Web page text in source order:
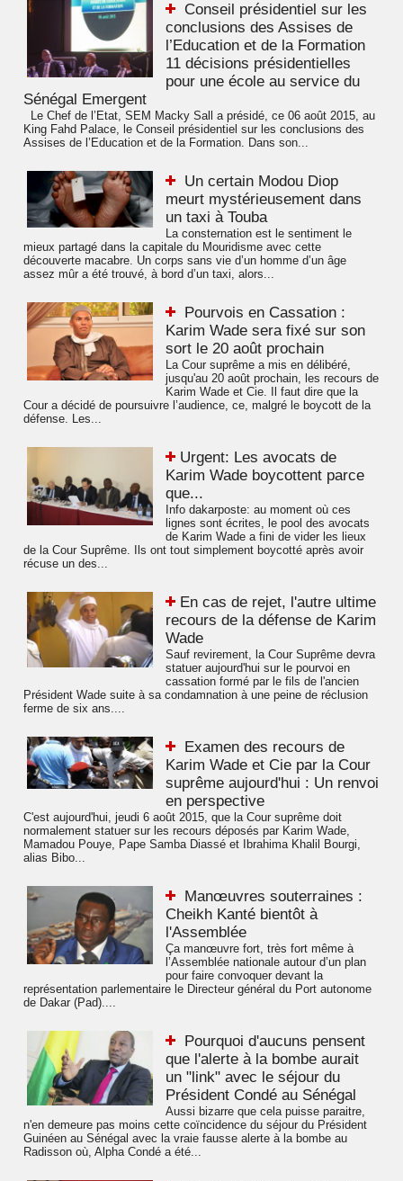
Conseil présidentiel sur les
conclusions des Assises de
l’Education et de la Formation
11 décisions présidentielles
pour une école au service du
Sénégal Emergent
Le Chef de l’Etat, SEM Macky Sall a présidé, ce 06 août 2015, au
King Fahd Palace, le Conseil présidentiel sur les conclusions des
Assises de l’Education et de la Formation. Dans son...
Un certain Modou Diop
meurt mystérieusement dans
un taxi à Touba
La consternation est le sentiment le
mieux partagé dans la capitale du Mouridisme avec cette
découverte macabre. Un corps sans vie d’un homme d’un âge
assez mûr a été trouvé, à bord d’un taxi, alors...
Pourvois en Cassation :
Karim Wade sera fixé sur son
sort le 20 août prochain
La Cour suprême a mis en délibéré,
jusqu'au 20 août prochain, les recours de
Karim Wade et Cie. Il faut dire que la
Cour a décidé de poursuivre l’audience, ce, malgré le boycott de la
défense. Les...
​Urgent: Les avocats de
Karim Wade boycottent parce
que...
Info dakarposte: au moment où ces
lignes sont écrites, le pool des avocats
de Karim Wade a fini de vider les lieux
de la Cour Suprême. Ils ont tout simplement boycotté après avoir
récuse un des...
​En cas de rejet, l'autre ultime
recours de la défense de Karim
Wade
Sauf revirement, la Cour Suprême devra
statuer aujourd'hui sur le pourvoi en
cassation formé par le fils de l'ancien
Président Wade suite à sa condamnation à une peine de réclusion
ferme de six ans....
Examen des recours de
Karim Wade et Cie par la Cour
suprême aujourd'hui : Un renvoi
en perspective
C'est aujourd'hui, jeudi 6 août 2015, que la Cour suprême doit
normalement statuer sur les recours déposés par Karim Wade,
Mamadou Pouye, Pape Samba Diassé et Ibrahima Khalil Bourgi,
alias Bibo...
Manœuvres souterraines :
Cheikh Kanté bientôt à
l'Assemblée
Ça manœuvre fort, très fort même à
l’Assemblée nationale autour d’un plan
pour faire convoquer devant la
représentation parlementaire le Directeur général du Port autonome
de Dakar (Pad)....
Pourquoi d'aucuns pensent
que l'alerte à la bombe aurait
un "link" avec le séjour du
Président Condé au Sénégal
Aussi bizarre que cela puisse paraitre,
n'en demeure pas moins cette coïncidence du séjour du Président
Guinéen au Sénégal avec la vraie fausse alerte à la bombe au
Radisson où, Alpha Condé a été...